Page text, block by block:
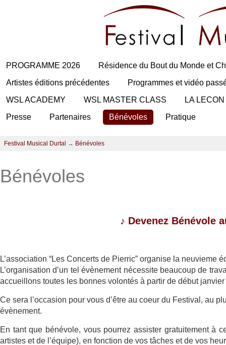
PROGRAMME 2026
Résidence du Bout du Monde et
Artistes éditions précédentes
Programmes et vidéo
WSL ACADEMY
WSL MASTER CLASS
LA
Presse
Partenaires Bénévoles Pratique
Festival Musical Durtal → Bénévoles
Bénévoles
♪ Devenez Bénévole
L’association “Les Concerts de Pierric” organise la neuvieme
L’organisation d’un tel évènement nécessite beaucoup de
accueillons toutes les bonnes volontés à partir de début
Ce sera l’occasion pour vous d’être au coeur du Festival, au
évènement.
En tant que bénévole, vous pourrez assister gratuitement à
artistes et de l’équipe), en fonction de vos tâches et de vos